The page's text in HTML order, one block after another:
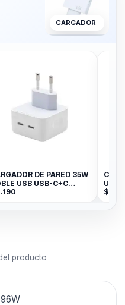
CARGADOR
DE PARED 35W
USB USB-C+C
T-CH004
USB-
$
producto